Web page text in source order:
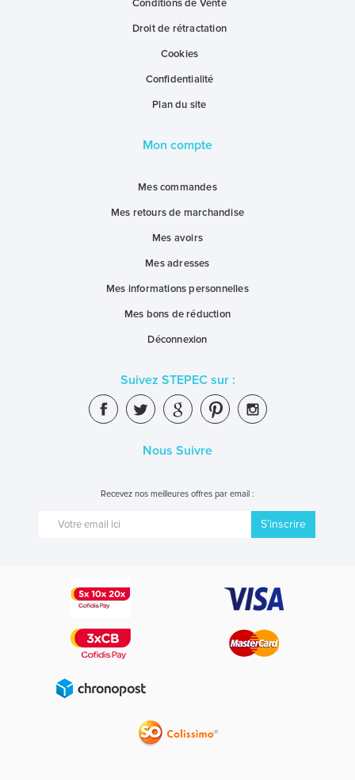
Conditions de Vente
Droit de rétractation
Cookies
Confidentialité
Plan du site
Mon compte
Mes commandes
Mes retours de marchandise
Mes avoirs
Mes adresses
Mes informations personnelles
Mes bons de réduction
Déconnexion
Suivez STEPEC sur :
Nous Suivre
Recevez nos meilleures offres par email :
S’inscrire